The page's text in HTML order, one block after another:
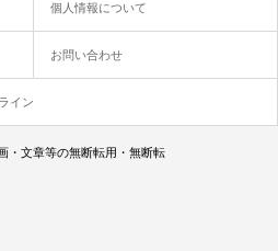
個人情報について
お問い合わせ
イン
・文章等の無断転用・無断転